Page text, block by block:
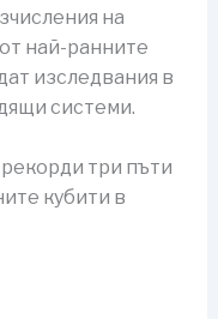
на
най-ранните
изследвания в
системи.
три пъти
кубити в